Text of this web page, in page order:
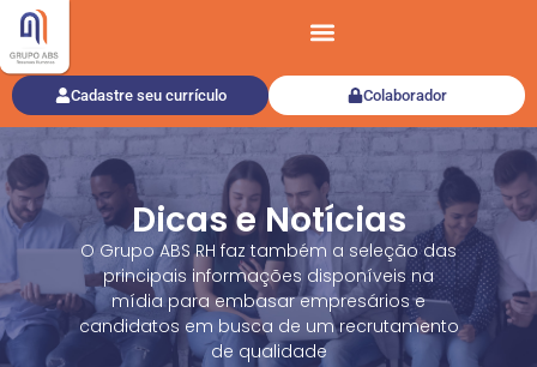
Cadastre seu currículo Colaborador
Dicas e Notícias
O Grupo ABS RH faz também a seleção das
principais informações disponíveis na
mídia para embasar empresários e
candidatos em busca de um recrutamento
de qualidade